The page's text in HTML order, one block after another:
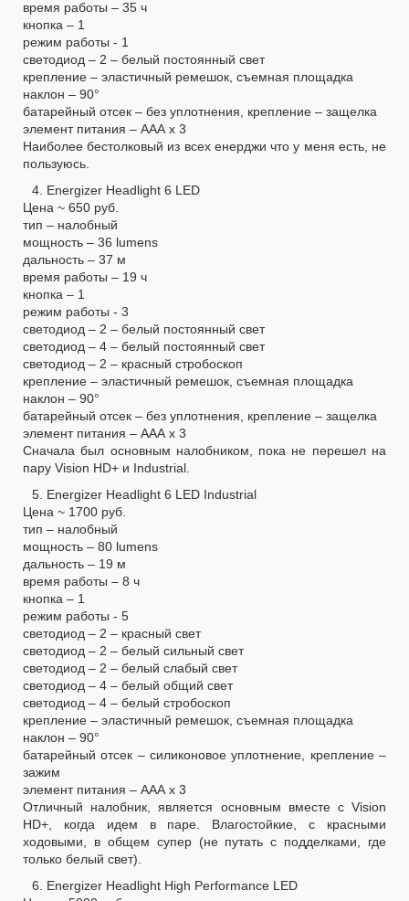
время работы – 35 ч
кнопка – 1
режим работы - 1
светодиод – 2 – белый постоянный свет
крепление – эластичный ремешок, съемная площадка
наклон – 90°
батарейный отсек – без уплотнения, крепление – защелка
элемент питания – ААА х 3
Наиболее бестолковый из всех енерджи что у меня есть, не
пользуюсь.
4. Energizer Headlight 6 LED
Цена ~ 650 руб.
тип – налобный
мощность – 36 lumens
дальность – 37 м
время работы – 19 ч
кнопка – 1
режим работы - 3
светодиод – 2 – белый постоянный свет
светодиод – 4 – белый постоянный свет
светодиод – 2 – красный стробоскоп
крепление – эластичный ремешок, съемная площадка
наклон – 90°
батарейный отсек – без уплотнения, крепление – защелка
элемент питания – ААА х 3
Сначала был основным налобником, пока не перешел на
пару Vision HD+ и Industrial.
5. Energizer Headlight 6 LED Industrial
Цена ~ 1700 руб.
тип – налобный
мощность – 80 lumens
дальность – 19 м
время работы – 8 ч
кнопка – 1
режим работы - 5
светодиод – 2 – красный свет
светодиод – 2 – белый сильный свет
светодиод – 2 – белый слабый свет
светодиод – 4 – белый общий свет
светодиод – 4 – белый стробоскоп
крепление – эластичный ремешок, съемная площадка
наклон – 90°
батарейный отсек – силиконовое уплотнение, крепление –
зажим
элемент питания – ААА х 3
Отличный налобник, является основным вместе с Vision
HD+, когда идем в паре. Влагостойкие, с красными
ходовыми, в общем супер (не путать с подделками, где
только белый свет).
6. Energizer Headlight High Performance LED